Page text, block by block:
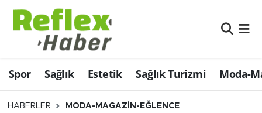
Spor Sağlık Estetik Sağlık Turizmi Moda-
HABERLER MODA-MAGAZIN-EĞLENCE
Eğitim
Estetik
Firmalardan
Nöbetçi Eczaneler
Hava Durumu
Namaz Vakitleri